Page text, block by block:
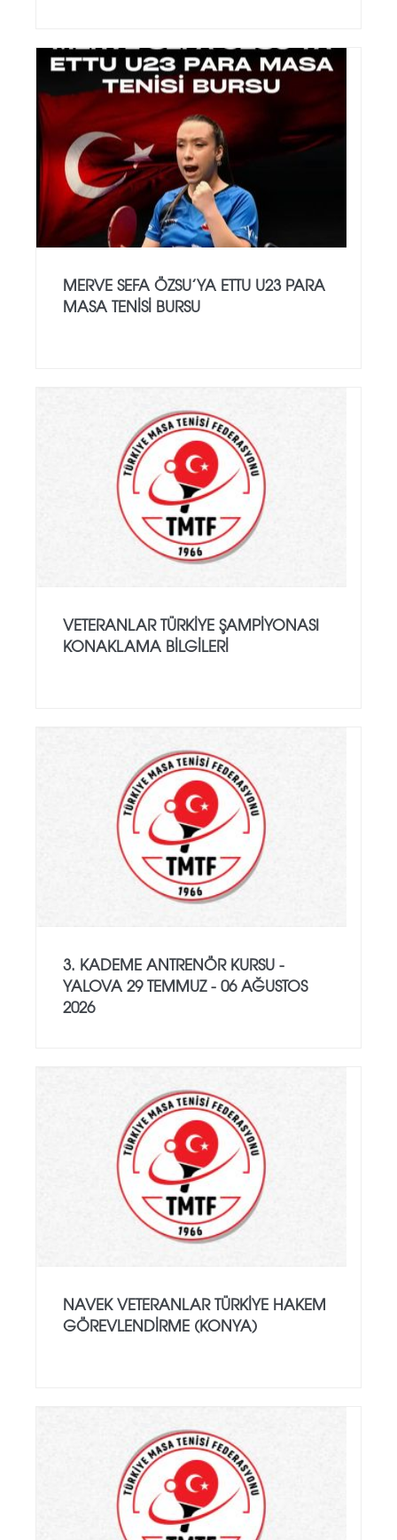
MERVE SEFA ÖZSU’YA ETTU U23 PARA
MASA TENISI BURSU
VETERANLAR TÜRKIYE ŞAMPIYONASI
KONAKLAMA BILGILERI
3. KADEME ANTRENÖR KURSU -
YALOVA 29 TEMMUZ - 06 AĞUSTOS
2026
NAVEK VETERANLAR TÜRKIYE HAKEM
GÖREVLENDIRME (KONYA)